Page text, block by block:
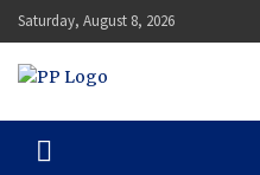
Skip
to
content
Saturday, August 8, 2026
Pengawal